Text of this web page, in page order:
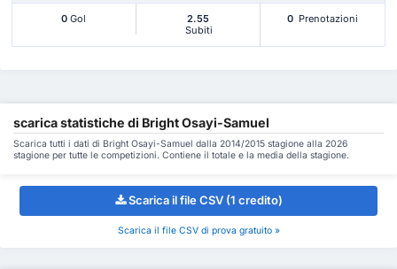
0 Gol
2.55
Subiti
0 Prenotazioni
scarica statistiche di Bright Osayi-Samuel
Scarica tutti i dati di Bright Osayi-Samuel dalla 2014/2015 stagione alla 2026
stagione per tutte le competizioni. Contiene il totale e la media della stagione.
Scarica il file CSV (1 credito)
Scarica il file CSV di prova gratuito »